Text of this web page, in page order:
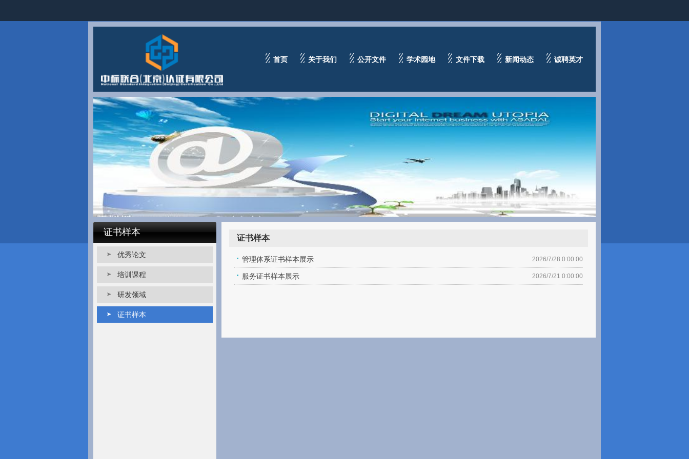
首页 关于我们 公开文件 学术园地 文件下载 新闻动态 诚聘英才
证书样本
优秀论文
培训课程
研发领域
证书样本
证书样本
2026/7/28 0:00:00
管理体系证书样本展示
2026/7/21 0:00:00
服务证书样本展示